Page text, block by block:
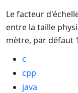
Le facteur
entre la taille
mètre, par défaut
c
cpp
java